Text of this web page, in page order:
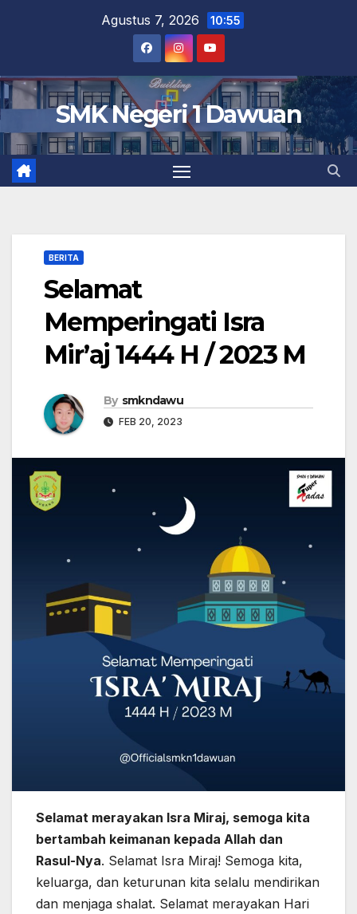
Agustus 7, 2026 10:55
SMK Negeri 1 Dawuan
BERITA
Selamat
Memperingati Isra
Mir’aj 1444 H / 2023 M
By smkndawu
FEB 20, 2023
Selamat merayakan Isra Miraj, semoga kita
bertambah keimanan kepada Allah dan
Rasul-Nya. Selamat Isra Miraj! Semoga kita,
keluarga, dan keturunan kita selalu mendirikan
dan menjaga shalat. Selamat merayakan Hari